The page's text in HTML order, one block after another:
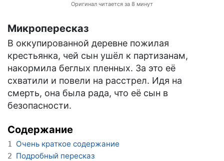
Оригинал читается за 8 минут
Микропересказ
В оккупированной деревне пожилая
крестьянка, чей сын ушёл к партизанам,
накормила беглых пленных. За это её
схватили и повели на расстрел. Идя на
смерть, она была рада, что её сын в
безопасности.
Содержание
1 Очень краткое содержание
2 Подробный пересказ